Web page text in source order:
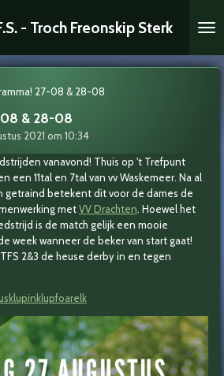
- Troch Freonskip Sterk
27-08 & 28-08
08 & 28-08
2021 om 10:34
vanavond! Thuis op 't Trefpunt
een 11tal en 7tal van vv Waskemeer. Na al
getraind betekent dit voor de dames de
metVV Drachten. Hoewel het
is de match gelijk een mooie
week wanneer de beker van start gaat!
2&3 de heuse derby in en tegen